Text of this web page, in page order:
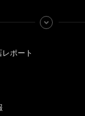
レポート